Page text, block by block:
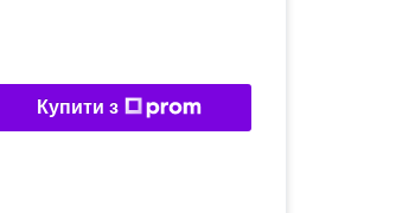
Купити з